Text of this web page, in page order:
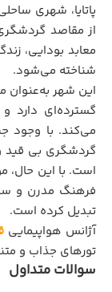
پاتایا، شهری
از مقاصد
معابد بودایی،
شناخته می‌شود.
این شهر به‌عنوان
گسترده‌ای دارد
می‌کند. با وجود
گردشگری بی قید
است. با این حال،
فرهنگ مدرن و
تبدیل کرده است.
آژانس هواپیمایی
تورهای جذاب و
سوالات متداول